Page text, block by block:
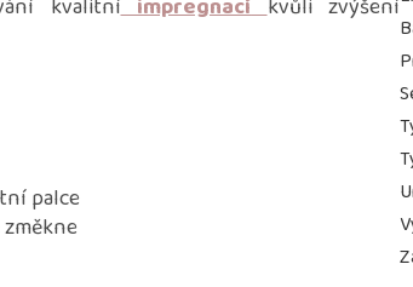
kvalitníimpregnací kvůli zvýšení
palce